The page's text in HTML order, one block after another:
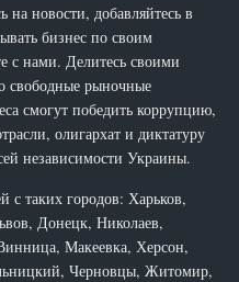
на новости, добавляйтесь в
бизнес по своим
с нами. Делитесь своими
свободные рыночные
смогут победить коррупцию,
олигархат и диктатуру
независимости Украины.
с таких городов: Харьков,
Донецк, Николаев,
Макеевка, Херсон,
Черновцы, Житомир,